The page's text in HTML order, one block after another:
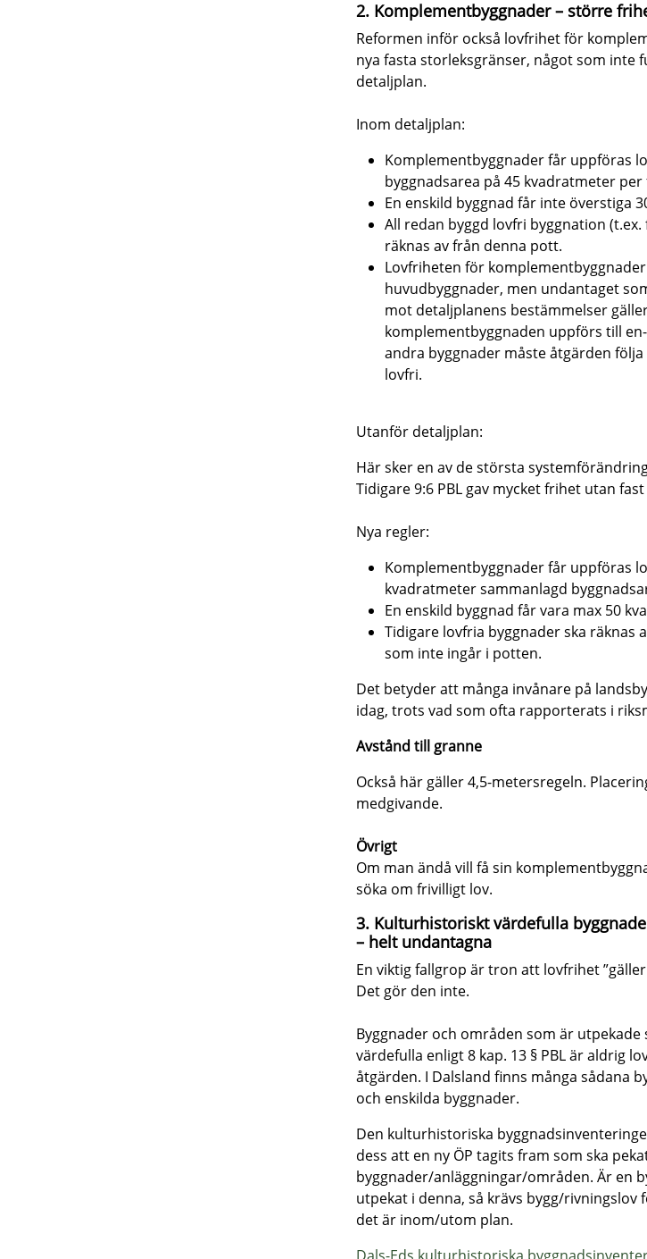
2. Komplementbyggnader – större
Reformen inför också lovfrihet för
nya fasta storleksgränser, något som inte
detaljplan.
Inom detaljplan:
Komplementbyggnader får uppföras
byggnadsarea på 45 kvadratmeter per
En enskild byggnad får inte överstiga
All redan byggd lovfri byggnation
räknas av från denna pott.
Lovfriheten för
huvudbyggnader, men undantaget
mot detaljplanens bestämmelser
komplementbyggnaden uppförs till
andra byggnader måste åtgärden
lovfri.
Utanför detaljplan:
Här sker en av de största
Tidigare 9:6 PBL gav mycket frihet utan
Nya regler:
Komplementbyggnader får uppföras
kvadratmeter sammanlagd
En enskild byggnad får vara max 50
Tidigare lovfria byggnader ska räknas
som inte ingår i potten.
Det betyder att många invånare på
idag, trots vad som ofta rapporterats i
Avstånd till granne
Också här gäller 4,5-metersregeln.
medgivande.
Övrigt
Om man ändå vill få sin
söka om frivilligt lov.
3. Kulturhistoriskt värdefulla
– helt undantagna
En viktig fallgrop är tron att lovfrihet ”gäller
Det gör den inte.
Byggnader och områden som är
värdefulla enligt 8 kap. 13 § PBL är aldrig
åtgärden. I Dalsland finns många sådana
och enskilda byggnader.
Den kulturhistoriska
dess att en ny ÖP tagits fram som ska
byggnader/anläggningar/områden. Är en
utpekat i denna, så krävs bygg/rivningslov
det är inom/utom plan.